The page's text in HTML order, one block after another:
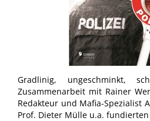
Gradlinig, ungeschminkt,
Zusammenarbeit mit Rainer
Redakteur und Mafia-Spezialist
Prof. Dieter Mülle u.a.